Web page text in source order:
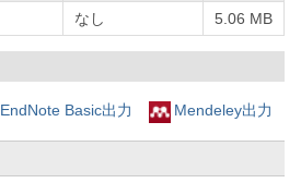
なし 5.06 MB
EndNote Basic出力 Mendeley出力